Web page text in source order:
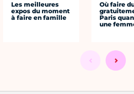
Les meilleures
expos du moment
à faire en famille
Où faire
Paris
une